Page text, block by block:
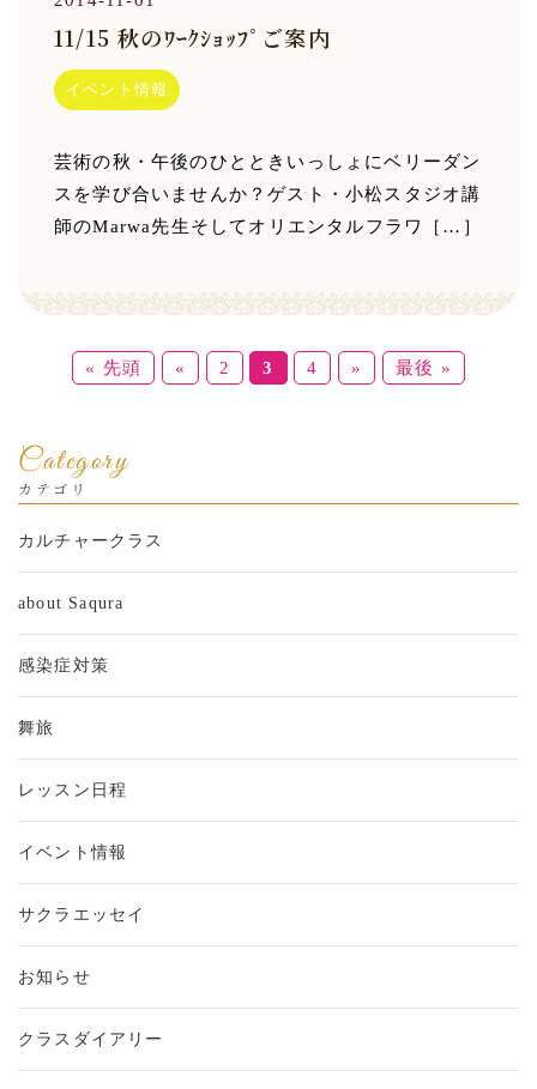
11/15 秋のﾜｰｸｼｮｯﾌﾟご案内
イベント情報
芸術の秋・午後のひとときいっしょにベリーダン
スを学び合いませんか？ゲスト・小松スタジオ講
師のMarwa先生そしてオリエンタルフラワ［…］
« 先頭 « 2 3 4 » 最後 »
Category
カテゴリ
カルチャークラス
about Saqura
感染症対策
舞旅
レッスン日程
イベント情報
サクラエッセイ
お知らせ
クラスダイアリー